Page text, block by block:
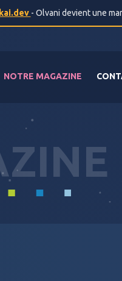
- Olvani devient une
NOTRE MAGAZINE